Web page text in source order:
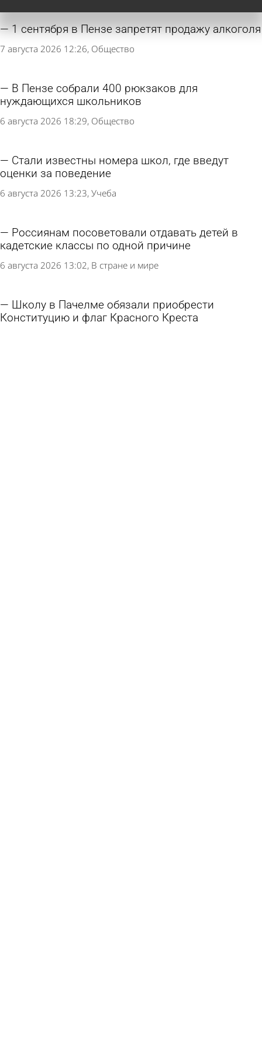
1 сентября в Пензе запретят продажу алкоголя
7 августа 2026 12:26 Общество
В Пензе собрали 400 рюкзаков для
нуждающихся школьников
6 августа 2026 18:29 Общество
Стали известны номера школ, где введут
оценки за поведение
6 августа 2026 13:23 Учеба
Россиянам посоветовали отдавать детей в
кадетские классы по одной причине
6 августа 2026 13:02 В стране и мире
Школу в Пачелме обязали приобрести
Конституцию и флаг Красного Креста